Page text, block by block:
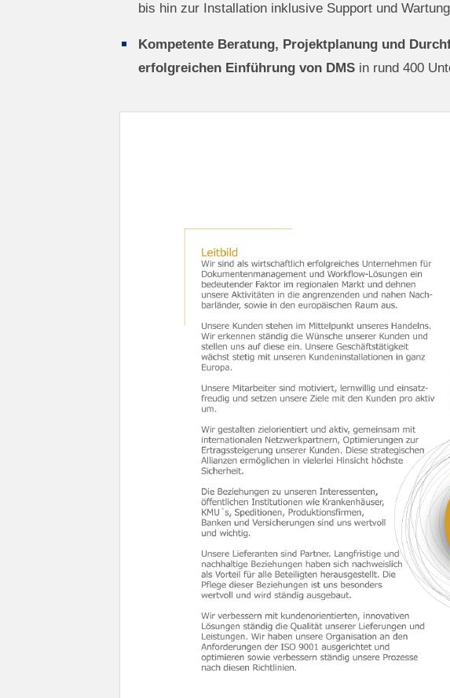
bis hin zur Installation inklusive Support und
Kompetente Beratung, Projektplanung und
erfolgreichen Einführung von DMS in rund 400